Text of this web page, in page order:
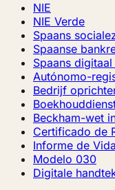
NIE
NIE Verde
Spaans
Spaanse
Spaans
Autónomo-
Bedrijf
Beckham-wet
Certificado de
Informe de
Modelo 030
Digitale